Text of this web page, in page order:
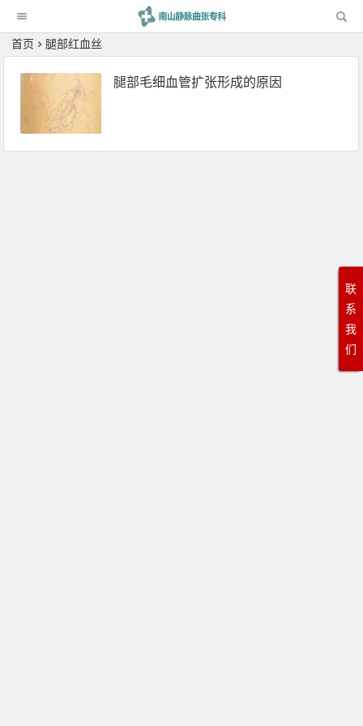
首页 腿部红血丝
腿部毛细血管扩张形成的原因
联
系
我
们